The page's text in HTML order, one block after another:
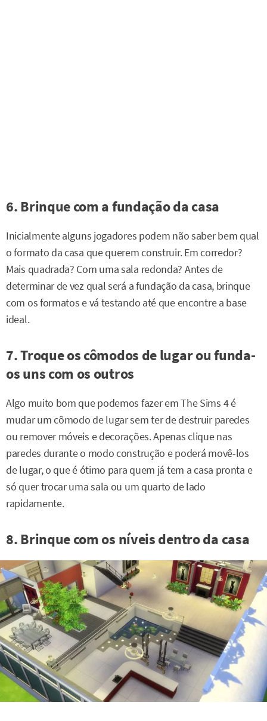
6. Brinque com a fundação da casa
Inicialmente alguns jogadores podem não saber bem qual
o formato da casa que querem construir. Em corredor?
Mais quadrada? Com uma sala redonda? Antes de
determinar de vez qual será a fundação da casa, brinque
com os formatos e vá testando até que encontre a base
ideal.
7. Troque os cômodos de lugar ou funda-
os uns com os outros
Algo muito bom que podemos fazer em The Sims 4 é
mudar um cômodo de lugar sem ter de destruir paredes
ou remover móveis e decorações. Apenas clique nas
paredes durante o modo construção e poderá movê-los
de lugar, o que é ótimo para quem já tem a casa pronta e
só quer trocar uma sala ou um quarto de lado
rapidamente.
8. Brinque com os níveis dentro da casa